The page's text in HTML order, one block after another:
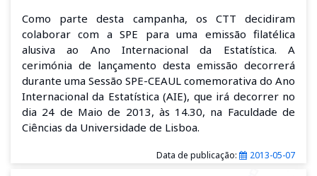
Como parte desta campanha, os CTT decidiram
colaborar com a SPE para uma emissão filatélica
alusiva ao Ano Internacional da Estatística. A
cerimónia de lançamento desta emissão decorrerá
durante uma Sessão SPE-CEAUL comemorativa do Ano
Internacional da Estatística (AIE), que irá decorrer no
dia 24 de Maio de 2013, às 14.30, na Faculdade de
Ciências da Universidade de Lisboa.
Data de publicação: 2013-05-07